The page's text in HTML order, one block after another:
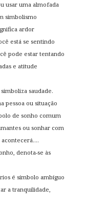
usar uma almofada
simbolismo
ardor
está se sentindo
pode estar tentando
e atitude
saudade.
pessoa ou situação
de sonho comum
ou sonhar com
denota-se às
é símbolo ambíguo
a tranquilidade,